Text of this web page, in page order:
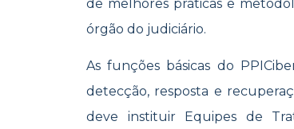
de melhores práticas e
órgão do judiciário.
As funções básicas do
detecção, resposta e
deve instituir Equipes de